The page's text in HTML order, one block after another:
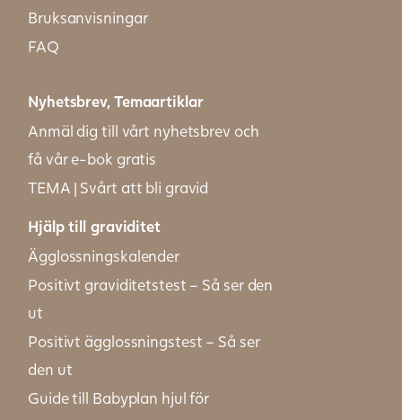
Bruksanvisningar
FAQ
Nyhetsbrev, Temaartiklar
Anmäl dig till vårt nyhetsbrev och
få vår e-bok gratis
TEMA | Svårt att bli gravid
Hjälp till graviditet
Ägglossningskalender
Positivt graviditetstest – Så ser den
ut
Positivt ägglossningstest – Så ser
den ut
Guide till Babyplan hjul för